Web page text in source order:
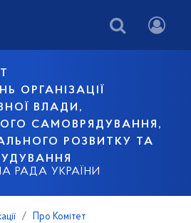
ОРГАНІЗАЦІЇ
ВЛАДИ,
САМОВРЯДУВАННЯ,
РОЗВИТКУ ТА
РАДА УКРАЇНИ
Про Комітет